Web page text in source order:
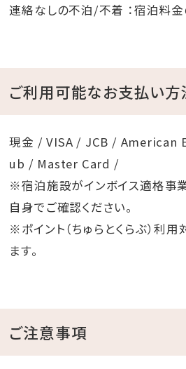
連絡なしの不泊/不着 ：宿泊料金
ご利用可能なお支払い方
現金 / VISA / JCB / American
ub / Master Card /
※宿泊施設がインボイス適格事
自身でご確認ください。
※ポイント（ちゅらとくらぶ）利
ます。
ご注意事項